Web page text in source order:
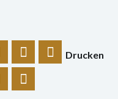
Drucken